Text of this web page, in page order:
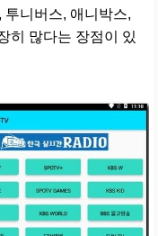
니버스, 애니박스,
히 많다는 장점이 있